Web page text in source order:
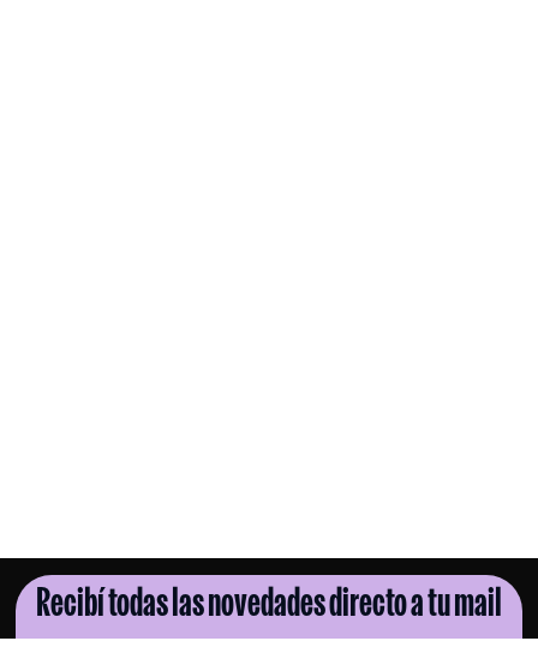
Recibí todas las novedades directo a tu mail